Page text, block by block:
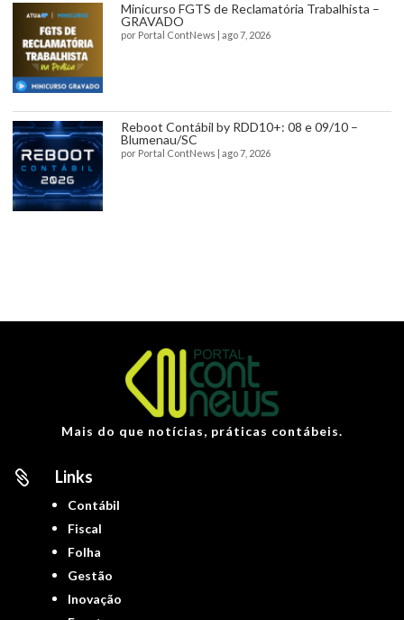
Minicurso FGTS de Reclamatória Trabalhista –
GRAVADO
por Portal ContNews ago 7, 2026
Reboot Contábil by RDD10+: 08 e 09/10 –
Blumenau/SC
por Portal ContNews ago 7, 2026
Mais do que notícias, práticas contábeis.
 Links
Contábil
Fiscal
Folha
Gestão
Inovação